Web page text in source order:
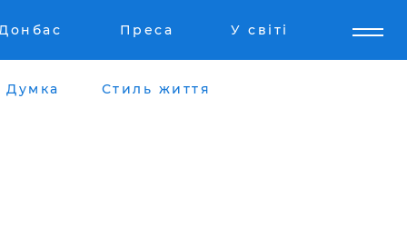
Преса У світі
Думка Стиль життя